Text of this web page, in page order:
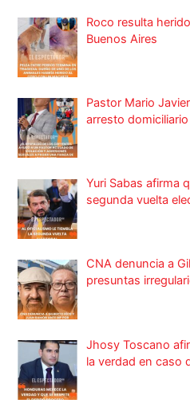
Roco resulta
Buenos Aires
Pastor Mario
arresto
Yuri Sabas afirma
segunda vuelta
CNA denuncia a
presuntas
Jhosy Toscano
la verdad en caso